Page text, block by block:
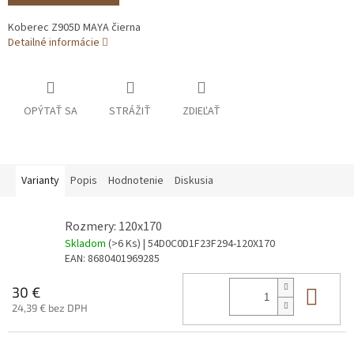
Koberec Z905D MAYA čierna
Detailné informácie
OPÝTAŤ SA STRÁŽIŤ ZDIEĽAŤ
Varianty Popis Hodnotenie Diskusia
Rozmery: 120x170
Skladom (>6 Ks) | 54D0C0D1F23F294-120X170
EAN: 8680401969285
30 €
24,39 € bez DPH